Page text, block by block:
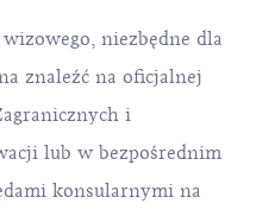
niezbędne dla
znaleźć na oficjalnej
i
lub w bezpośrednim
konsularnymi na